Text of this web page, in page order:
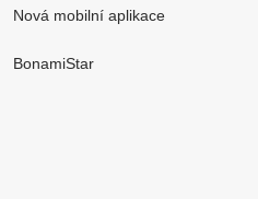
Nová mobilní aplikace
BonamiStar